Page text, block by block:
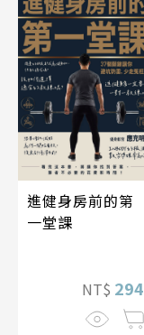
進健身房前的第
一堂課
NT$ 294